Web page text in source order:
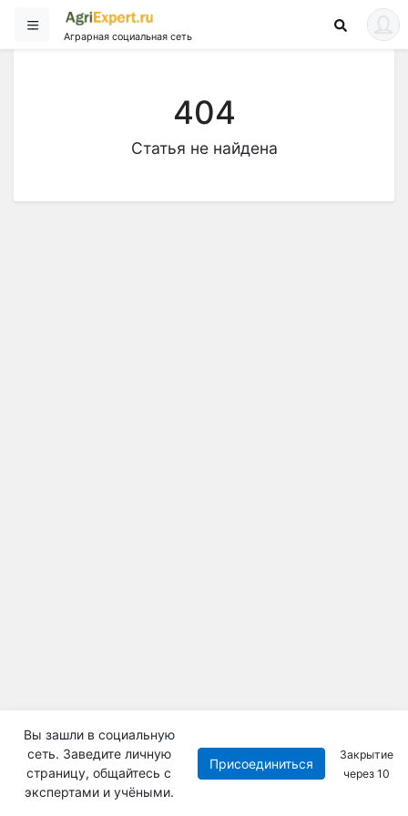
Аграрная социальная сеть
404
Статья не найдена
Вы зашли в социальную
сеть. Заведите личную
страницу, общайтесь с
экспертами и учёными.
Присоединиться
Закрытие
через 10